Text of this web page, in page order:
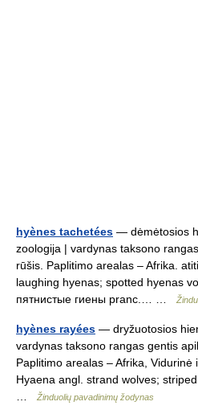
hyènes tachetées — dėmėtosios
zoologija | vardynas taksono
rūšis. Paplitimo arealas – Afrika.
laughing hyenas; spotted hyenas
пятнистые гиены pranc.… …
hyènes rayées — dryžuotosios
vardynas taksono rangas gentis
Paplitimo arealas – Afrika, Vidurinė
Hyaena angl. strand wolves;
Žinduolių pavadinimų žodynas